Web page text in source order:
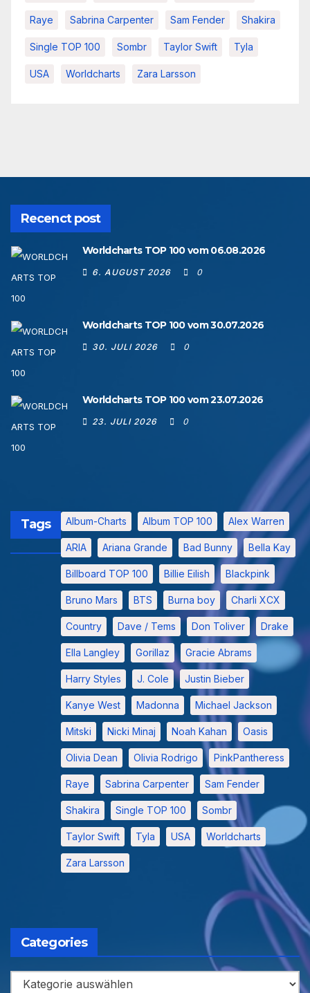
Raye Sabrina Carpenter Sam Fender Shakira
Single TOP 100 Sombr Taylor Swift Tyla
USA Worldcharts Zara Larsson
Recenct post
Worldcharts TOP 100 vom 06.08.2026
6. AUGUST 2026 0
Worldcharts TOP 100 vom 30.07.2026
30. JULI 2026 0
Worldcharts TOP 100 vom 23.07.2026
23. JULI 2026 0
Tags Album-Charts Album TOP 100 Alex Warren
ARIA Ariana Grande Bad Bunny Bella Kay
Billboard TOP 100 Billie Eilish Blackpink
Bruno Mars BTS Burna boy Charli XCX
Country Dave / Tems Don Toliver Drake
Ella Langley Gorillaz Gracie Abrams
Harry Styles J. Cole Justin Bieber
Kanye West Madonna Michael Jackson
Mitski Nicki Minaj Noah Kahan Oasis
Olivia Dean Olivia Rodrigo PinkPantheress
Raye Sabrina Carpenter Sam Fender
Shakira Single TOP 100 Sombr
Taylor Swift Tyla USA Worldcharts
Zara Larsson
Categories
Categories